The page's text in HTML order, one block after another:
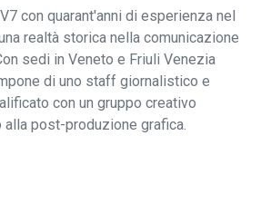
con quarant'anni di esperienza nel
realtà storica nella comunicazione
sedi in Veneto e Friuli Venezia
di uno staff giornalistico e
con un gruppo creativo
post-produzione grafica.